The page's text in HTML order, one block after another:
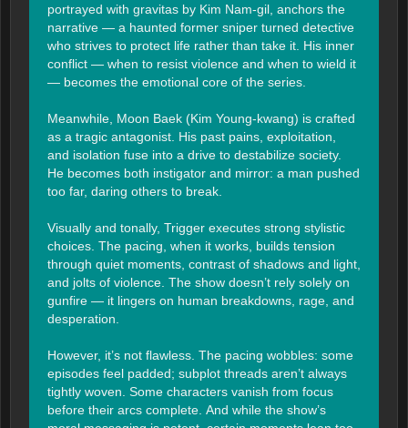
portrayed with gravitas by Kim Nam-gil, anchors the
narrative — a haunted former sniper turned detective
who strives to protect life rather than take it. His inner
conflict — when to resist violence and when to wield it
— becomes the emotional core of the series.
Meanwhile, Moon Baek (Kim Young-kwang) is crafted
as a tragic antagonist. His past pains, exploitation,
and isolation fuse into a drive to destabilize society.
He becomes both instigator and mirror: a man pushed
too far, daring others to break.
Visually and tonally, Trigger executes strong stylistic
choices. The pacing, when it works, builds tension
through quiet moments, contrast of shadows and light,
and jolts of violence. The show doesn’t rely solely on
gunfire — it lingers on human breakdowns, rage, and
desperation.
However, it’s not flawless. The pacing wobbles: some
episodes feel padded; subplot threads aren’t always
tightly woven. Some characters vanish from focus
before their arcs complete. And while the show’s